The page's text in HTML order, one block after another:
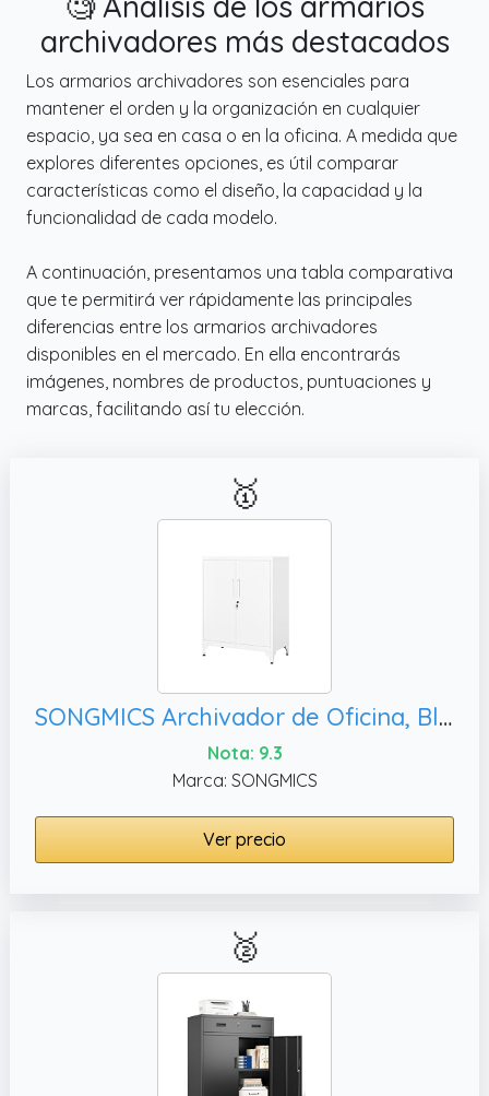
archivadores más destacados
Los armarios archivadores son esenciales para
mantener el orden y la organización en cualquier
espacio, ya sea en casa o en la oficina. A medida que
explores diferentes opciones, es útil comparar
características como el diseño, la capacidad y la
funcionalidad de cada modelo.
A continuación, presentamos una tabla comparativa
que te permitirá ver rápidamente las principales
diferencias entre los armarios archivadores
disponibles en el mercado. En ella encontrarás
imágenes, nombres de productos, puntuaciones y
marcas, facilitando así tu elección.
🥇
SONGMICS Archivador de Oficina, Blanco Mate OMC013W01
Nota: 9.3
Marca: SONGMICS
Ver precio
🥈